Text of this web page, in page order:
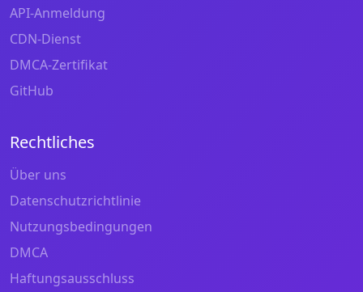
API-Anmeldung
CDN-Dienst
DMCA-Zertifikat
GitHub
Rechtliches
Über uns
Datenschutzrichtlinie
Nutzungsbedingungen
DMCA
Haftungsausschluss